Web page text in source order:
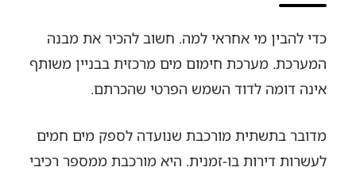
כדי להבין מי אחראי למה. חשוב להכיר את מבנה
המערכת. מערכת חימום מים מרכזית בבניין משותף
אינה דומה לדוד השמש הפרטי שהכרתם.
מדובר בתשתית מורכבת שנועדה לספק מים חמים
לעשרות דירות בו-זמנית. היא מורכבת ממספר רכיבי